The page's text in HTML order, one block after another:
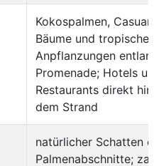
Kokospalmen,
Bäume und tropische
Anpflanzungen
Promenade; Hotels
Restaurants direkt
dem Strand
natürlicher Schatten
Palmenabschnitte;